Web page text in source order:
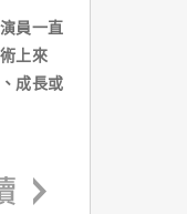
員一直
上來
成長或